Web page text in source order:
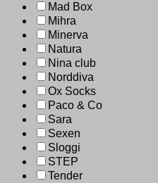
Mad Box
Mihra
Minerva
Natura
Nina club
Norddiva
Ox Socks
Paco & Co
Sara
Sexen
Sloggi
STEP
Tender